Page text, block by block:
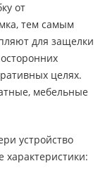
от
тем самым
для защелки
целях.
мебельные
устройство